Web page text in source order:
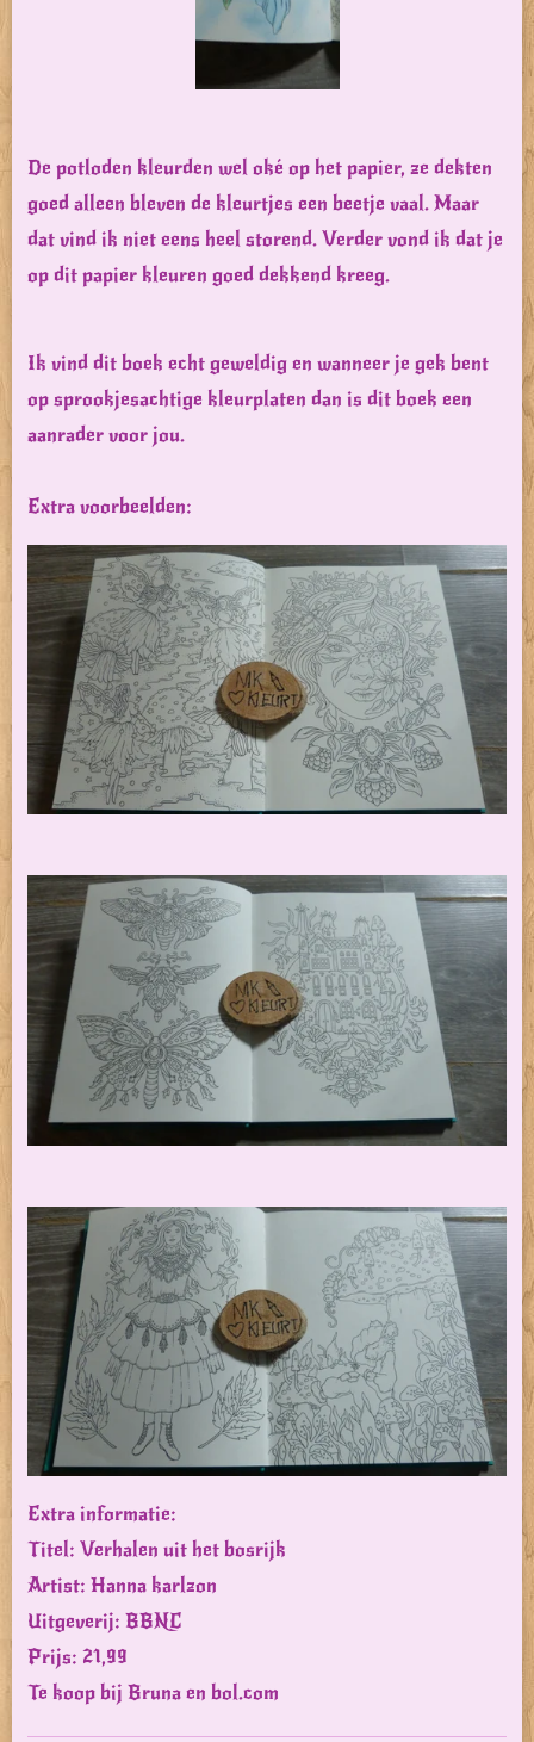
De potloden kleurden wel oké op het papier, ze dekten
goed alleen bleven de kleurtjes een beetje vaal. Maar
dat vind ik niet eens heel storend. Verder vond ik dat je
op dit papier kleuren goed dekkend kreeg.
Ik vind dit boek echt geweldig en wanneer je gek bent
op sprookjesachtige kleurplaten dan is dit boek een
aanrader voor jou.
Extra voorbeelden:
Extra informatie:
Titel: Verhalen uit het bosrijk
Artist: Hanna karlzon
Uitgeverij: BBNC
Prijs: 21,99
Te koop bij Bruna en bol.com